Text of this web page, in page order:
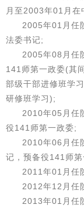
月至2003年01月在
2005年01月任
法委书记;
2005年08月任
141师第一政委(其
部级干部进修班学
研修班学习);
2010年05月任
役141师第一政委;
2010年06月任
记，预备役141师
2011年01月任
2012年12月任
2013年01月任